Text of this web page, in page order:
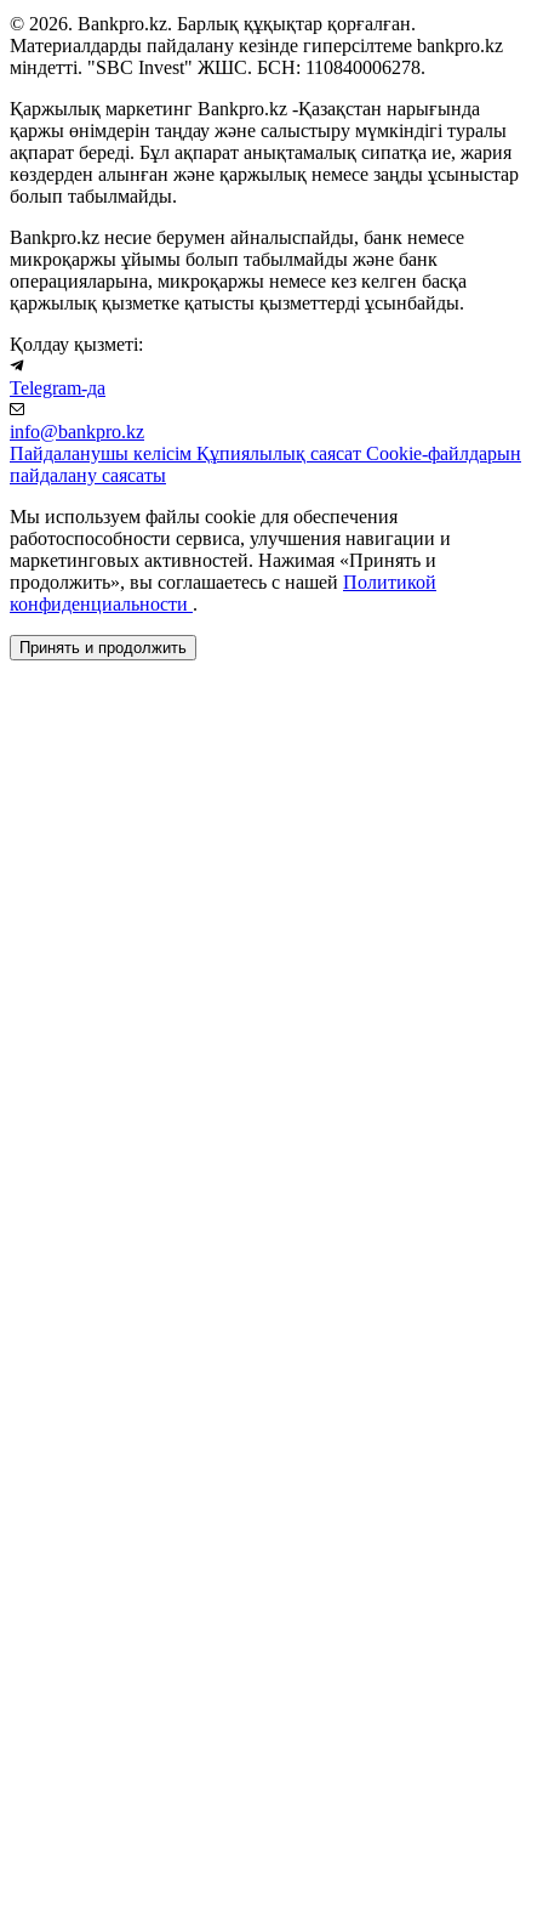
© 2026. Bankpro.kz. Барлық құқықтар қорғалған.
Материалдарды пайдалану кезінде гиперсілтеме bankpro.kz
міндетті. "SBC Invest" ЖШС. БСН: 110840006278.
Қаржылық маркетинг Bankpro.kz -Қазақстан нарығында
қаржы өнімдерін таңдау және салыстыру мүмкіндігі туралы
ақпарат береді. Бұл ақпарат анықтамалық сипатқа ие, жария
көздерден алынған және қаржылық немесе заңды ұсыныстар
болып табылмайды.
Bankpro.kz несие берумен айналыспайды, банк немесе
микроқаржы ұйымы болып табылмайды және банк
операцияларына, микроқаржы немесе кез келген басқа
қаржылық қызметке қатысты қызметтерді ұсынбайды.
Қолдау қызметі:
Telegram-да
info@bankpro.kz
Пайдаланушы келісім Құпиялылық саясат Cookie-файлдарын
пайдалану саясаты
Мы используем файлы cookie для обеспечения
работоспособности сервиса, улучшения навигации и
маркетинговых активностей. Нажимая «Принять и
продолжить», вы соглашаетесь с нашей Политикой
конфиденциальности .
Принять и продолжить